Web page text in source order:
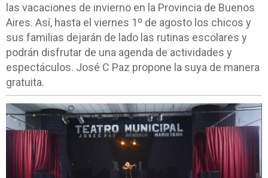
las vacaciones de invierno en la Provincia de Buenos
Aires. Así, hasta el viernes 1º de agosto los chicos y
sus familias dejarán de lado las rutinas escolares y
podrán disfrutar de una agenda de actividades y
espectáculos. José C Paz propone la suya de manera
gratuita.